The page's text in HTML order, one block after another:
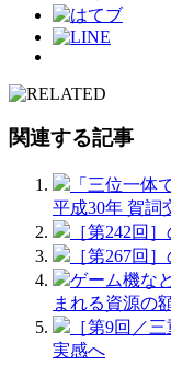
関連する記事
「三位一体
平成30年 賀詞
［第242回
［第267回
ゲーム機な
まれる資源の
［第9回／
実感へ